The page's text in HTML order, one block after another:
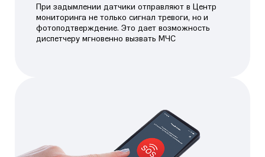
При задымлении датчики отправляют в Центр
мониторинга не только сигнал тревоги, но и
фотоподтверждение. Это дает возможность
диспетчеру мгновенно вызвать МЧС